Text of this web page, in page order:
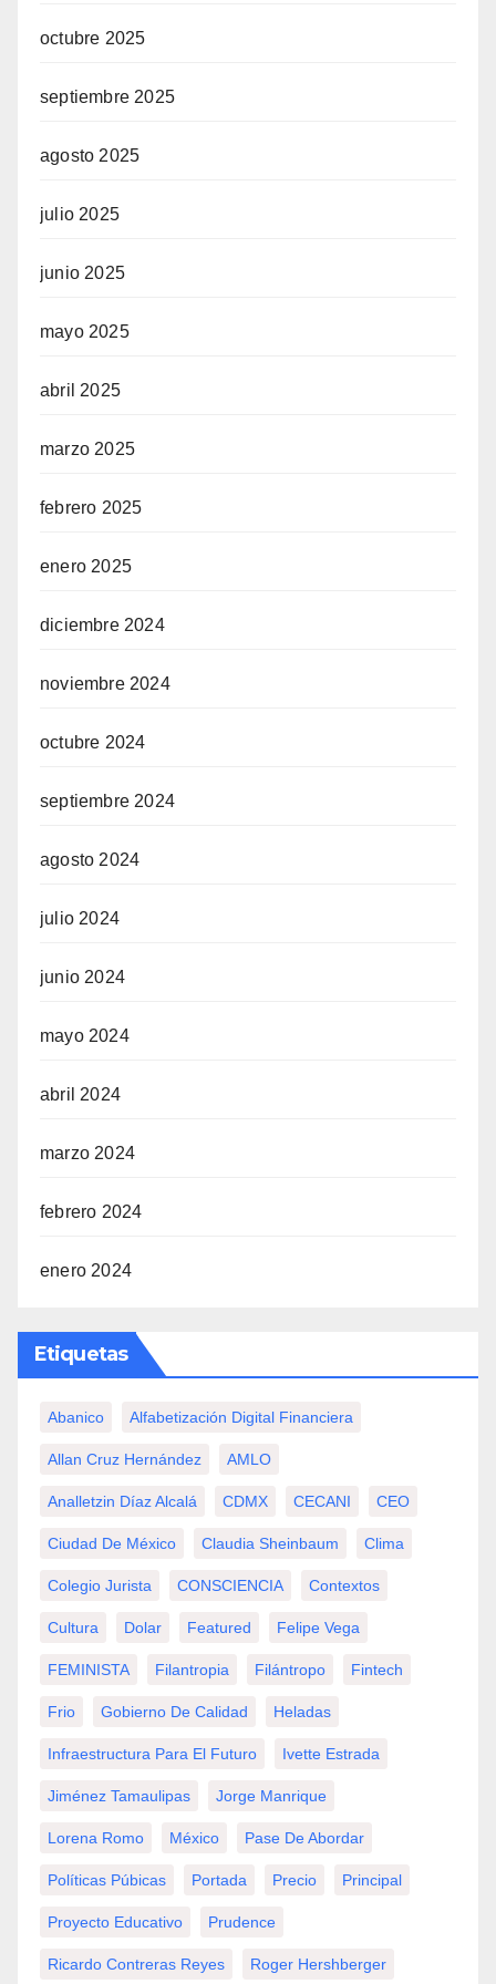
octubre 2025
septiembre 2025
agosto 2025
julio 2025
junio 2025
mayo 2025
abril 2025
marzo 2025
febrero 2025
enero 2025
diciembre 2024
noviembre 2024
octubre 2024
septiembre 2024
agosto 2024
julio 2024
junio 2024
mayo 2024
abril 2024
marzo 2024
febrero 2024
enero 2024
Etiquetas
Abanico Alfabetización Digital Financiera
Allan Cruz Hernández AMLO
Analletzin Díaz Alcalá CDMX CECANI CEO
Ciudad De México Claudia Sheinbaum Clima
Colegio Jurista CONSCIENCIA Contextos
Cultura Dolar Featured Felipe Vega
FEMINISTA Filantropia Filántropo Fintech
Frio Gobierno De Calidad Heladas
Infraestructura Para El Futuro Ivette Estrada
Jiménez Tamaulipas Jorge Manrique
Lorena Romo México Pase De Abordar
Políticas Púbicas Portada Precio Principal
Proyecto Educativo Prudence
Ricardo Contreras Reyes Roger Hershberger